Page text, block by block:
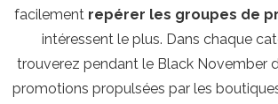
facilement repérer les groupes de
intéressent le plus. Dans chaque
trouverez pendant le Black November
promotions propulsées par les